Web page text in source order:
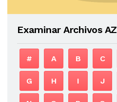
Examinar Archivos AZ
# A B C
G H I J